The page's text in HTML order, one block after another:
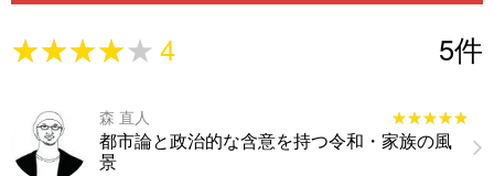
★★★★★
★★★★★4 5件
森 直人 ★★★★★
★★★★★
都市論と政治的な含意を持つ令和・家族の風
景